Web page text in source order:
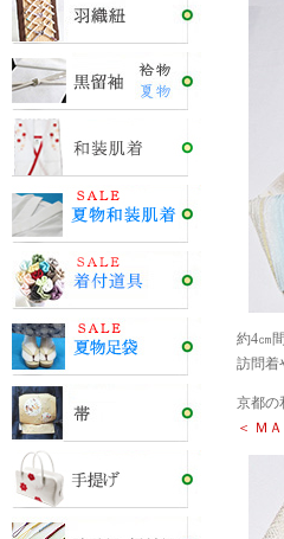
約4㎝
訪問着
京都の
＜ Ｍ